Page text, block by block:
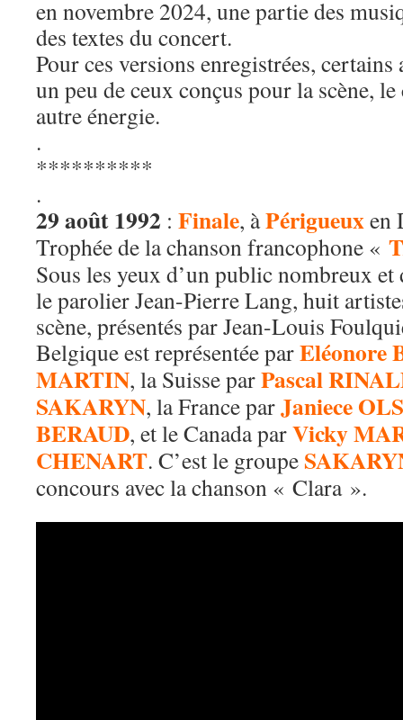
en novembre 2024, une partie des
des textes du concert.
Pour ces versions enregistrées,
un peu de ceux conçus pour la scène,
autre énergie.
.
**********
.
29 août 1992 : Finale, àPérigueuxen
Trophée de la chanson francophone «
Sous les yeux d’un public nombreux
le parolier Jean-Pierre Lang, huit
scène, présentés par Jean-Louis
Belgique est représentée parEléonore
MARTIN, la Suisse parPascal
SAKARYN, la France parJaniece
BERAUD, et le Canada parVicky
CHENART. C’est le groupe
concours avec la chanson « Clara ».